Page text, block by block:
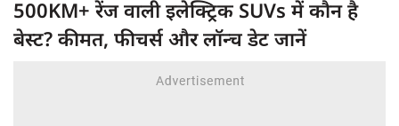
500KM+ रेंज वाली इलेक्ट्रिक SUVs में कौन है
बेस्ट? कीमत, फीचर्स और लॉन्च डेट जानें